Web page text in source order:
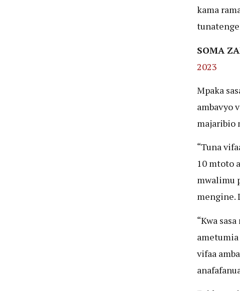
kama
SOMA
2023
Mpaka
ambavyo
majaribio
“Tuna
10 mtoto
mwalimu
mengine.
“Kwa
vifaa